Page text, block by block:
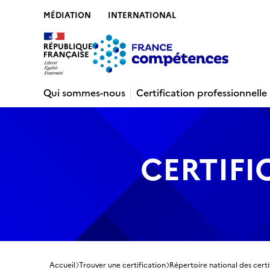
MÉDIATION INTERNATIONAL
Qui sommes-nous
Certification professionnelle
Accueil Trouver une certification Répertoire national des